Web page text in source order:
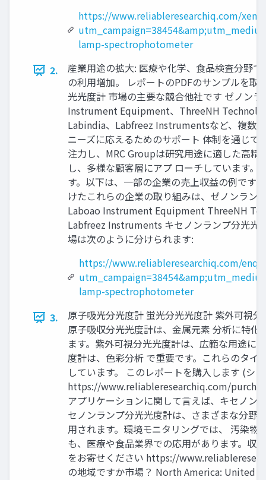
https://www.reliableresearchiq.com/
lamp-spectrophotometer
2.
産業用途の拡大: 医療や化学、食品検査分野
の利用増加。 レポートのPDFのサンプルを
光光度計 市場の主要な競合他社です ゼノン
Instrument Equipment、ThreeNH
Labindia、Labfreez Instrumentsなど、複数
ニーズに応えるためのサポート 体制を通じ
注力し、MRC Groupは研究用途に適した高
し、多様な顧客層にアプ ローチしています
す。以下は、一部の企業の売上収益の例です
けたこれらの企業の取り組みは、ゼノンラ
Laboao Instrument Equipment ThreeNH
Labfreez Instruments キセノンランプ分光光
場は次のように分けられます:
https://www.reliableresearchiq.com/
lamp-spectrophotometer
3.
原子吸光分光度計 蛍光分光光度計 紫外可視
原子吸収分光光度計は、金属元素 分析に特
ます。紫外可視分光光度計は、広範な用途に
度計は、色彩分析 で重要です。これらのタ
しています。 このレポートを購入します (シ
https://www.reliableresearchiq.com/
アプリケーションに関して言えば、キセノン
セノンランプ分光光度計は、さまざまな分野
用されます。環境モニタリングでは、 汚染
も、医療や食品業界での応用があります。収
をお寄せください https://
の地域ですか市場？ North America: United